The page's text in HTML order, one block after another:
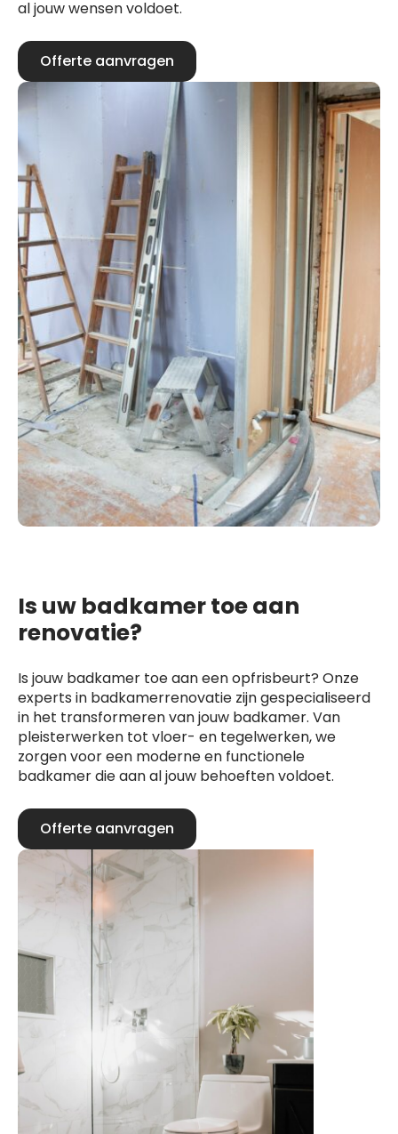
al jouw wensen voldoet.
Offerte aanvragen
Is uw badkamer toe aan
renovatie?
Is jouw badkamer toe aan een opfrisbeurt? Onze
experts in badkamerrenovatie zijn gespecialiseerd
in het transformeren van jouw badkamer. Van
pleisterwerken tot vloer- en tegelwerken, we
zorgen voor een moderne en functionele
badkamer die aan al jouw behoeften voldoet.
Offerte aanvragen